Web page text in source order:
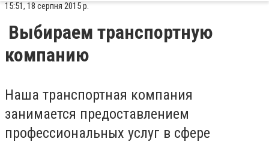
15:51, 18 серпня 2015 р.
Выбираем транспортную
компанию
Наша транспортная компания
занимается предоставлением
профессиональных услуг в сфере